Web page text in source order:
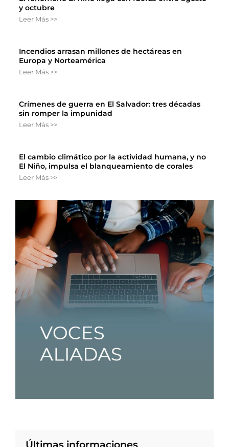
y octubre
Leer Más >>
Incendios arrasan millones de hectáreas en
Europa y Norteamérica
Leer Más >>
Crímenes de guerra en El Salvador: tres décadas
sin romper la impunidad
Leer Más >>
El cambio climático por la actividad humana, y no
El Niño, impulsa el blanqueamiento de corales
Leer Más >>